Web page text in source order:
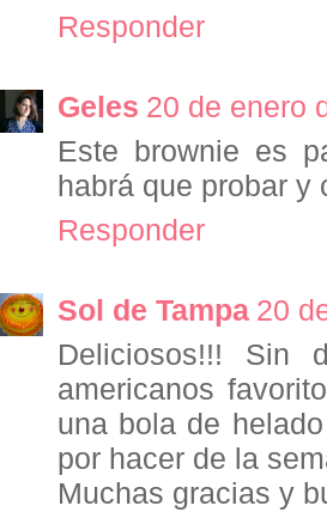
Responder
Geles 20 de enero
Este brownie es
habrá que probar y
Responder
Sol de Tampa 20
Deliciosos!!! Sin
americanos
una bola de
por hacer de la
Muchas gracias y